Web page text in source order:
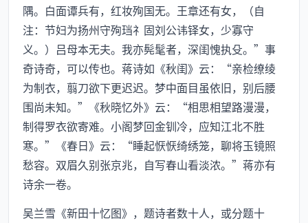
隅。白面谭兵有，红妆殉国无。王章还有女，（自
注：节妇为扬州守殉珰礻固刘公讳铎女，少寡守
义。）吕母本无夫。我亦髡髦者，深闺愧执殳。”事
奇诗奇，可以传也。蒋诗如《秋闺》云：“亲检缭绫
为制衣，翦刀欲下更迟迟。梦中面目虽依旧，别后腰
围尚未知。”《秋晓忆外》云：“相思相望路漫漫，
制得罗衣欲寄难。小阁梦回金钏冷，应知江北不胜
寒。”《春日》云：“睡起恹恹绮绣笼，聊将玉镜照
愁容。双眉久别张京兆，自写春山看淡浓。”蒋亦有
诗余一卷。
吴兰雪《新田十忆图》，题诗者数十人，或分题十